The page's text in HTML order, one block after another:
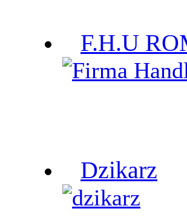
F.H.U
Dzikarz